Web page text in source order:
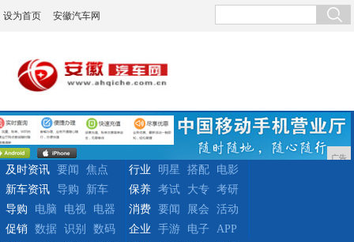
设为首页 安徽汽车网
广告
及时资讯 要闻
焦点
新车资讯
导购 新车
行业 明星 搭配
电影
保养
考试 大专
考研
导购
电脑 电视
电器
促销
数据 识别 数码
消费 要闻 展会
活动
企业
手游 电子
APP